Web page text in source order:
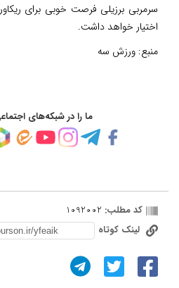
سرمربی برزیلی فرصت خوبی برای
اختیار خواهد داشت.
منبع: ورزش سه
ما را در شبکه‌های
کد مطلب: 1092002
لینک کوتاه